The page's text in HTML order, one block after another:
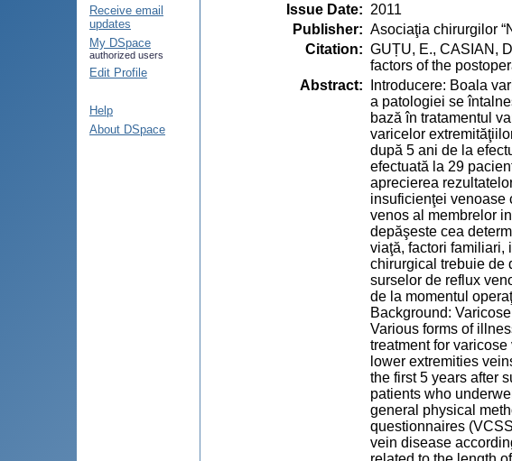
Receive email
updates
My DSpace
authorized users
Edit Profile
Help
About DSpace
Issue Date: 2011
Publisher: Asociaţia chirurgilor
Citation: GUȚU, E., CASIAN,
factors of the
Abstract:
Introducere: Boala
a patologiei se
bază în tratamentul
varicelor
după 5 ani de la
efectuată la 29
aprecierea
insuficienţei venoase
venos al membrelor
depăşeste cea
viaţă, factori familiari,
chirurgical trebuie de
surselor de reflux
de la momentul
Background:
Various forms of
treatment for
lower extremities
the first 5 years after
patients who
general physical
questionnaires
vein disease